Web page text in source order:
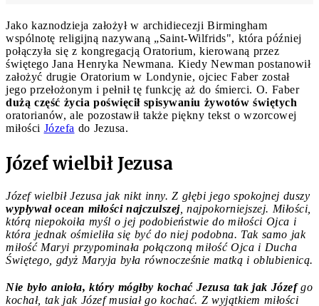
Jako kaznodzieja założył w archidiecezji Birmingham
wspólnotę religijną nazywaną „Saint-Wilfrids", która później
połączyła się z kongregacją Oratorium, kierowaną przez
świętego Jana Henryka Newmana. Kiedy Newman postanowił
założyć drugie Oratorium w Londynie, ojciec Faber został
jego przełożonym i pełnił tę funkcję aż do śmierci. O. Faber
dużą część życia poświęcił spisywaniu żywotów świętych
oratorianów, ale pozostawił także piękny tekst o wzorcowej
miłości Józefa do Jezusa.
Józef wielbił Jezusa
Józef wielbił Jezusa jak nikt inny. Z głębi jego spokojnej duszy
wypływał ocean miłości najczulszej, najpokorniejszej. Miłości,
którą niepokoiła myśl o jej podobieństwie do miłości Ojca i
która jednak ośmieliła się być do niej podobna. Tak samo jak
miłość Maryi przypominała połączoną miłość Ojca i Ducha
Świętego, gdyż Maryja była równocześnie matką i oblubienicą.
Nie było anioła, który mógłby kochać Jezusa tak jak Józefgo
kochał, tak jak Józef musiał go kochać. Z wyjątkiem miłości